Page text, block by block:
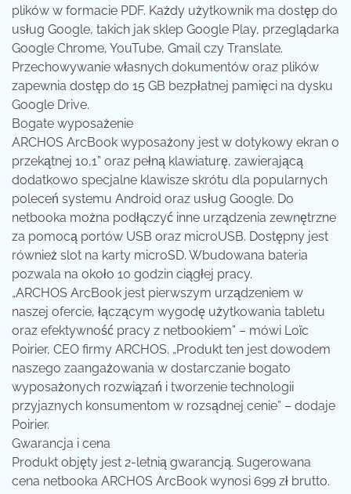
plików w formacie PDF. Każdy użytkownik ma dostęp do
usług Google, takich jak sklep Google Play, przeglądarka
Google Chrome, YouTube, Gmail czy Translate.
Przechowywanie własnych dokumentów oraz plików
zapewnia dostęp do 15 GB bezpłatnej pamięci na dysku
Google Drive.
Bogate wyposażenie
ARCHOS ArcBook wyposażony jest w dotykowy ekran o
przekątnej 10,1” oraz pełną klawiaturę, zawierającą
dodatkowo specjalne klawisze skrótu dla popularnych
poleceń systemu Android oraz usług Google. Do
netbooka można podłączyć inne urządzenia zewnętrzne
za pomocą portów USB oraz microUSB. Dostępny jest
również slot na karty microSD. Wbudowana bateria
pozwala na około 10 godzin ciągłej pracy.
„ARCHOS ArcBook jest pierwszym urządzeniem w
naszej ofercie, łączącym wygodę użytkowania tabletu
oraz efektywność pracy z netbookiem” – mówi Loïc
Poirier, CEO firmy ARCHOS. „Produkt ten jest dowodem
naszego zaangażowania w dostarczanie bogato
wyposażonych rozwiązań i tworzenie technologii
przyjaznych konsumentom w rozsądnej cenie” – dodaje
Poirier.
Gwarancja i cena
Produkt objęty jest 2-letnią gwarancją. Sugerowana
cena netbooka ARCHOS ArcBook wynosi 699 zł brutto.